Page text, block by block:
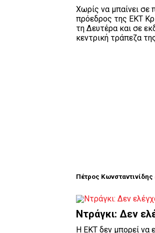
Χωρίς να μπαίνει σε
πρόεδρος της ΕΚΤ
τη Δευτέρα και σε
κεντρική τράπεζα
Πέτρος Κωνσταντινίδης
Ντράγκι: Δεν
Η ΕΚΤ δεν μπορεί να